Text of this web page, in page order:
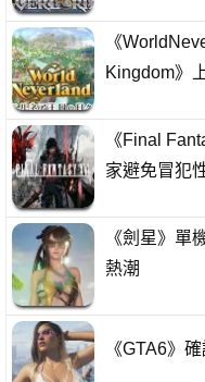
《
Kingdom》
《Final
家避免冒犯
《劍星》單
熱潮
《GTA6》